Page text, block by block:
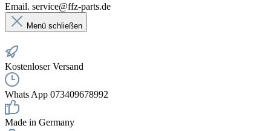
Email. service@ffz-parts.de
Menü schließen
Kostenloser Versand
Whats App 073409678992
Made in Germany